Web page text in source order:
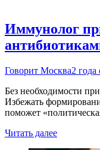
Иммунолог
Говорит Москва2 года
Без необходимости
Избежать
поможет
Читать далее